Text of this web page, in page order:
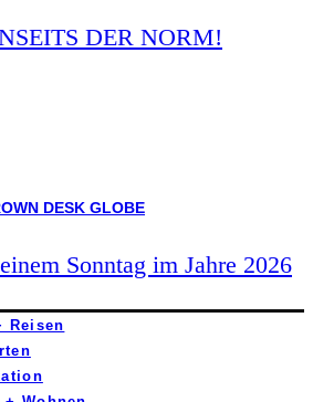
DER NORM!
Sonntag im Jahre 2026
Reisen